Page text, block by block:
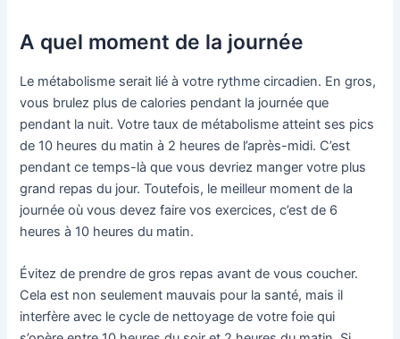
A quel moment de la journée
Le métabolisme serait lié à votre rythme circadien. En gros,
vous brulez plus de calories pendant la journée que
pendant la nuit. Votre taux de métabolisme atteint ses pics
de 10 heures du matin à 2 heures de l’après-midi. C’est
pendant ce temps-là que vous devriez manger votre plus
grand repas du jour. Toutefois, le meilleur moment de la
journée où vous devez faire vos exercices, c’est de 6
heures à 10 heures du matin.
Évitez de prendre de gros repas avant de vous coucher.
Cela est non seulement mauvais pour la santé, mais il
interfère avec le cycle de nettoyage de votre foie qui